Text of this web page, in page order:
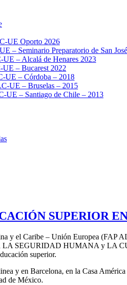
UE Oporto 2026
– Seminario Preparatorio de San
– Alcalá de Henares 2023
– Bucarest 2022
UE – Córdoba – 2018
UE – Bruselas – 2015
UE – Santiago de Chile – 2013
SUPERIOR
y el Caribe – Unión Europea
SEGURIDAD HUMANA y LA
superior.
y en Barcelona, en la Casa
de México.